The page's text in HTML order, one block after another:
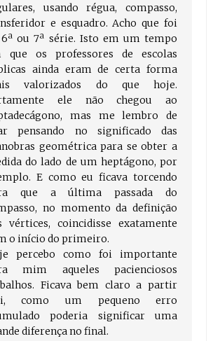
usando régua, compasso,
e esquadro. Acho que foi
ou 7ª série. Isto em um tempo
que os professores de escolas
ainda eram de certa forma
valorizados do que hoje.
ele não chegou ao
mas me lembro de
pensando no significado das
geométrica para se obter a
do lado de um heptágono, por
E como eu ficava torcendo
que a última passada do
no momento da definição
vértices, coincidisse exatamente
o início do primeiro.
percebo como foi importante
mim aqueles pacienciosos
Ficava bem claro a partir
como um pequeno erro
poderia significar uma
diferença no final.